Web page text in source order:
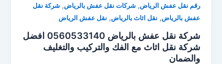
رقم نقل عفش الرياض,شركات نقل عفش بالرياض,شركة نقل
عفش بالرياض, نقل اثاث بالرياض, نقل عفش الرياض
شركة نقل عفش بالرياض 0560533140 افضل
شركة نقل اثاث مع الفك والتركيب والتغليف
والضمان